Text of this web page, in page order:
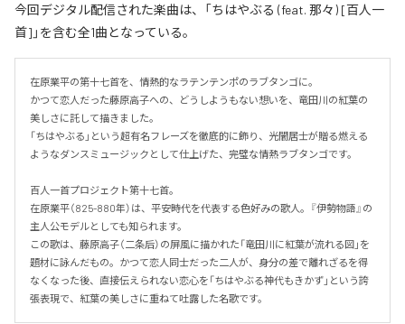
今回デジタル配信された楽曲は、「ちはやぶる (feat. 那々) [百人一
首]」を含む全1曲となっている。
在原業平の第十七首を、情熱的なラテンテンポのラブタンゴに。
かつて恋人だった藤原高子への、どうしようもない想いを、竜田川の紅葉の
美しさに託して描きました。
「ちはやぶる」という超有名フレーズを徹底的に飾り、光闇居士が贈る燃える
ようなダンスミュージックとして仕上げた、完璧な情熱ラブタンゴです。
百人一首プロジェクト第十七首。
在原業平（825-880年）は、平安時代を代表する色好みの歌人。『伊勢物語』の
主人公モデルとしても知られます。
この歌は、藤原高子（二条后）の屏風に描かれた「竜田川に紅葉が流れる図」を
題材に詠んだもの。かつて恋人同士だった二人が、身分の差で離れざるを得
なくなった後、直接伝えられない恋心を「ちはやぶる神代もきかず」という誇
張表現で、紅葉の美しさに重ねて吐露した名歌です。